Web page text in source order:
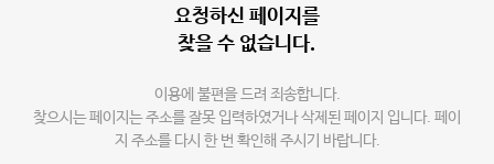
요청하신 페이지를
찾을 수 없습니다.
이용에 불편을 드려 죄송합니다.
찾으시는 페이지는 주소를 잘못 입력하였거나 삭제된 페이지 입니다. 페이
지 주소를 다시 한 번 확인해 주시기 바랍니다.